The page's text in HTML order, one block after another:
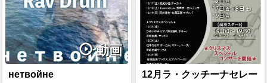
動画
нетвойне
12月ラ・クッチーナセレー